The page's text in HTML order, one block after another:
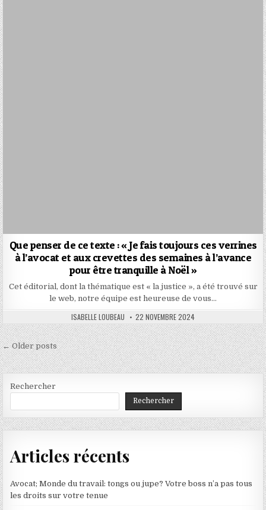
Que penser de ce texte : « Je fais toujours ces verrines
à l’avocat et aux crevettes des semaines à l’avance
pour être tranquille à Noël »
Cet éditorial, dont la thématique est « la justice », a été trouvé sur
le web, notre équipe est heureuse de vous…
AUTHOR:
ISABELLE LOUBEAU PUBLISHED
DATE:
22 NOVEMBRE 2024
Navigation
des
articles
← Older posts
Rechercher
Rechercher
Articles récents
Avocat; Monde du travail: tongs ou jupe? Votre boss n’a pas tous
les droits sur votre tenue